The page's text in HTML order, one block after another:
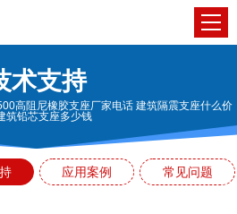
术支持
高阻尼橡胶支座厂家电话 建筑隔震支座什么价
筑铅芯支座多少钱
应用案例 常见问题